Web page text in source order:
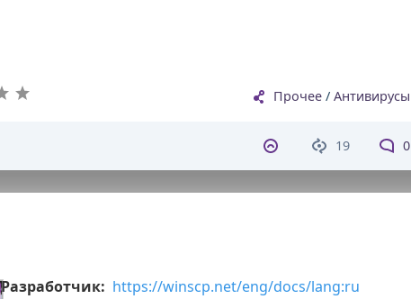
Прочее/ Антивирусы
19 0
Разработчик: https://winscp.net/eng/docs/lang:ru